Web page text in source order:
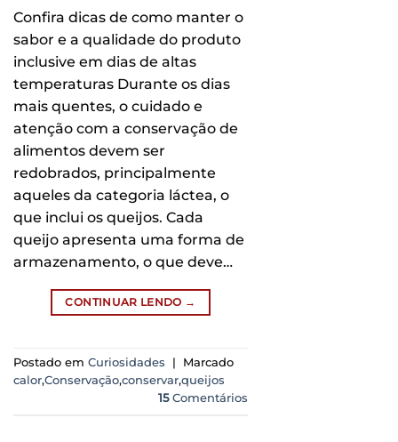
Confira dicas de como manter o
sabor e a qualidade do produto
inclusive em dias de altas
temperaturas Durante os dias
mais quentes, o cuidado e
atenção com a conservação de
alimentos devem ser
redobrados, principalmente
aqueles da categoria láctea, o
que inclui os queijos. Cada
queijo apresenta uma forma de
armazenamento, o que deve…
CONTINUAR LENDO →
Postado em Curiosidades |
Marcado
calor,Conservação,conservar,queijos
15Comentários